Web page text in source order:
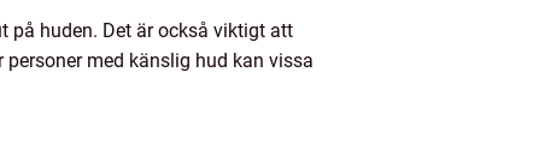
på huden. Det är också viktigt att
med känslig hud kan vissa